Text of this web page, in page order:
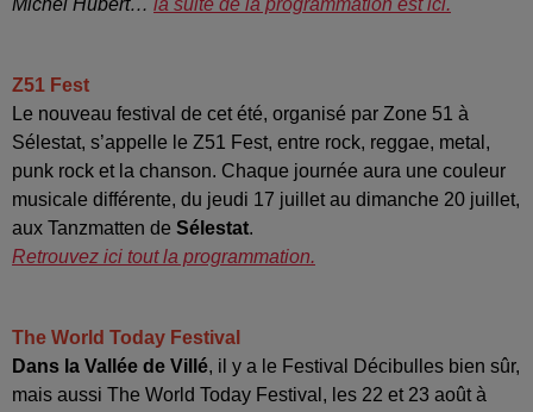
Michel Hubert… la suite de la programmation est ici.
Z51 Fest
Le nouveau festival de cet été, organisé par Zone 51 à
Sélestat, s’appelle le Z51 Fest, entre rock, reggae, metal,
punk rock et la chanson. Chaque journée aura une couleur
musicale différente, du jeudi 17 juillet au dimanche 20 juillet,
aux Tanzmatten de Sélestat.
Retrouvez ici tout la programmation.
The World Today Festival
Dans la Vallée de Villé, il y a le Festival Décibulles bien sûr,
mais aussi The World Today Festival, les 22 et 23 août à